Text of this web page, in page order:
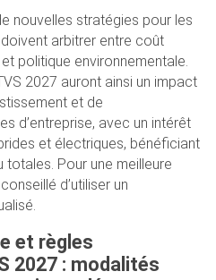
nouvelles stratégies pour les
arbitrer entre coût
politique environnementale.
2027 auront ainsi un impact
et de
d’entreprise, avec un intérêt
et électriques, bénéficiant
totales. Pour une meilleure
d’utiliser un
et règles
2027 : modalités